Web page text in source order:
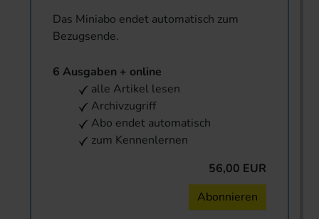
Das Miniabo endet automatisch zum
Bezugsende.
6 Ausgaben + online
alle Artikel lesen
Archivzugriff
Abo endet automatisch
zum Kennenlernen
56,00 EUR
Abonnieren